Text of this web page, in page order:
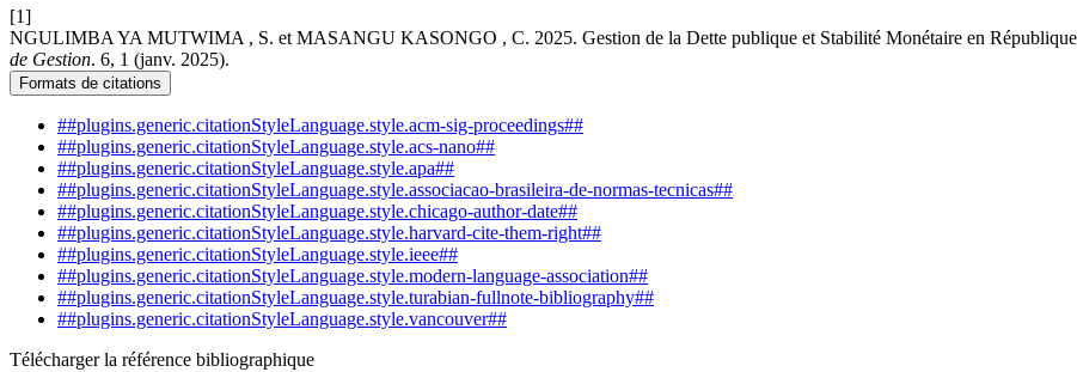
[1]
NGULIMBA YA MUTWIMA , S. et MASANGU KASONGO , C. 2025. Gestion de la Dette publique et Stabilité Monétaire en
de Gestion. 6, 1 (janv. 2025).
Formats de citations
##plugins.generic.citationStyleLanguage.style.acm-sig-proceedings##
##plugins.generic.citationStyleLanguage.style.acs-nano##
##plugins.generic.citationStyleLanguage.style.apa##
##plugins.generic.citationStyleLanguage.style.associacao-brasileira-de-normas-tecnicas##
##plugins.generic.citationStyleLanguage.style.chicago-author-date##
##plugins.generic.citationStyleLanguage.style.harvard-cite-them-right##
##plugins.generic.citationStyleLanguage.style.ieee##
##plugins.generic.citationStyleLanguage.style.modern-language-association##
##plugins.generic.citationStyleLanguage.style.turabian-fullnote-bibliography##
##plugins.generic.citationStyleLanguage.style.vancouver##
Télécharger la référence bibliographique